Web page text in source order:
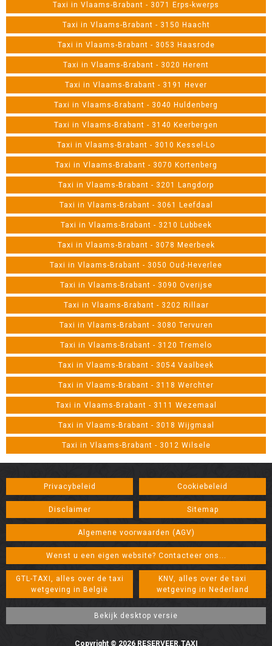
Taxi in Vlaams-Brabant - 3071 Erps-kwerps
Taxi in Vlaams-Brabant - 3150 Haacht
Taxi in Vlaams-Brabant - 3053 Haasrode
Taxi in Vlaams-Brabant - 3020 Herent
Taxi in Vlaams-Brabant - 3191 Hever
Taxi in Vlaams-Brabant - 3040 Huldenberg
Taxi in Vlaams-Brabant - 3140 Keerbergen
Taxi in Vlaams-Brabant - 3010 Kessel-Lo
Taxi in Vlaams-Brabant - 3070 Kortenberg
Taxi in Vlaams-Brabant - 3201 Langdorp
Taxi in Vlaams-Brabant - 3061 Leefdaal
Taxi in Vlaams-Brabant - 3210 Lubbeek
Taxi in Vlaams-Brabant - 3078 Meerbeek
Taxi in Vlaams-Brabant - 3050 Oud-Heverlee
Taxi in Vlaams-Brabant - 3090 Overijse
Taxi in Vlaams-Brabant - 3202 Rillaar
Taxi in Vlaams-Brabant - 3080 Tervuren
Taxi in Vlaams-Brabant - 3120 Tremelo
Taxi in Vlaams-Brabant - 3054 Vaalbeek
Taxi in Vlaams-Brabant - 3118 Werchter
Taxi in Vlaams-Brabant - 3111 Wezemaal
Taxi in Vlaams-Brabant - 3018 Wijgmaal
Taxi in Vlaams-Brabant - 3012 Wilsele
Privacybeleid Cookiebeleid
Disclaimer Sitemap
Algemene voorwaarden (AGV)
Wenst u een eigen website? Contacteer ons...
GTL-TAXI, alles over de taxi
wetgeving in België
KNV, alles over de taxi
wetgeving in Nederland
Copyright © 2026 RESERVEER.TAXI